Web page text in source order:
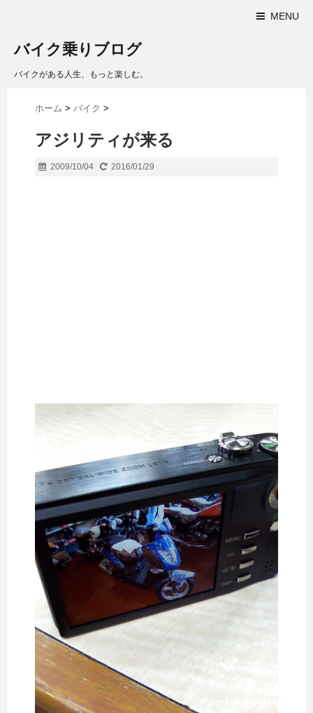
MENU
バイク乗りブログ
バイクがある人生、もっと楽しむ。
ホーム > バイク >
アジリティが来る
2009/10/04 2016/01/29